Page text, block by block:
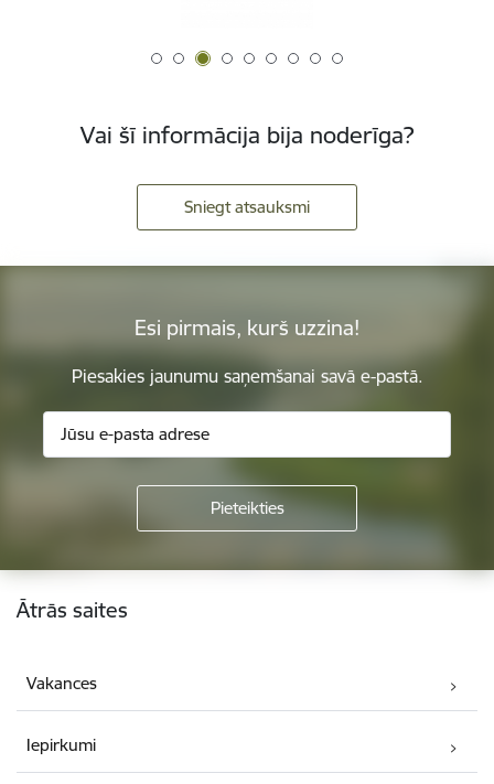
Vai šī informācija bija noderīga?
Sniegt atsauksmi
Esi pirmais, kurš uzzina!
Piesakies jaunumu saņemšanai savā e-pastā.
Kājene
Ātrās saites
Vakances
Iepirkumi